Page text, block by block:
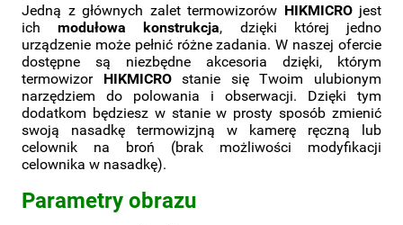
Jedną z głównych zalet termowizorów HIKMICRO jest
ichmodułowa konstrukcja, dzięki której jedno
urządzenie może pełnić różne zadania. W naszej ofercie
dostępne są niezbędne akcesoria dzięki, którym
termowizor HIKMICROstanie się Twoim ulubionym
narzędziem do polowania i obserwacji. Dzięki tym
dodatkom będziesz w stanie w prosty sposób zmienić
swoją nasadkę termowizjną w kamerę ręczną lub
celownik na broń (brak możliwości modyfikacji
celownika w nasadkę).
Parametry obrazu